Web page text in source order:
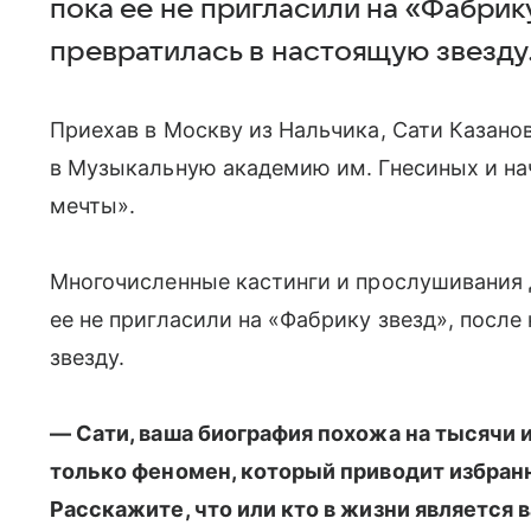
пока ее не пригласили на
превратилась в настоящую
Приехав в Москву из Нальчика, Сати
в Музыкальную академию им. Гнесиных и
мечты».
Многочисленные кастинги и
ее не пригласили на «Фабрику звезд»,
звезду.
— Сати, ваша биография похожа на тысячи
только феномен, который приводит
Расскажите, что или кто в жизни является